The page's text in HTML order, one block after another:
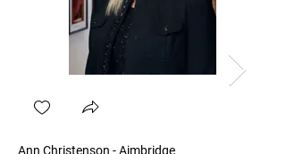
Ann Christenson - Aimbridge